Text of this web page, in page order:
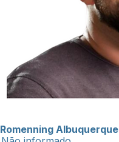
Romenning Albuquerque